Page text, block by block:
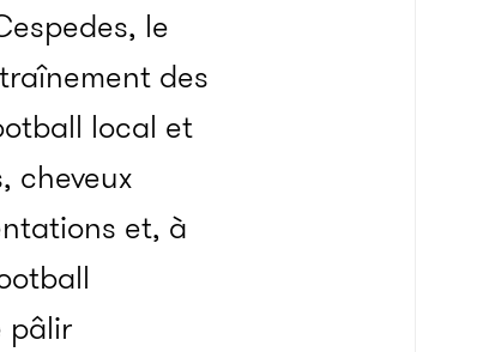
le
des
local et
cheveux
et, à
pâlir